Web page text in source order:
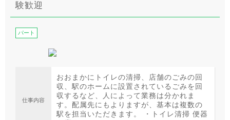
験歓迎
パート
仕事内容
おおまかにトイレの清掃、店舗のごみの回
収、駅のホームに設置されているごみを回
収するなど、人によって業務は分かれま
す。配属先にもよりますが、基本は複数の
駅を担当いただきます。 ・トイレ清掃 便器